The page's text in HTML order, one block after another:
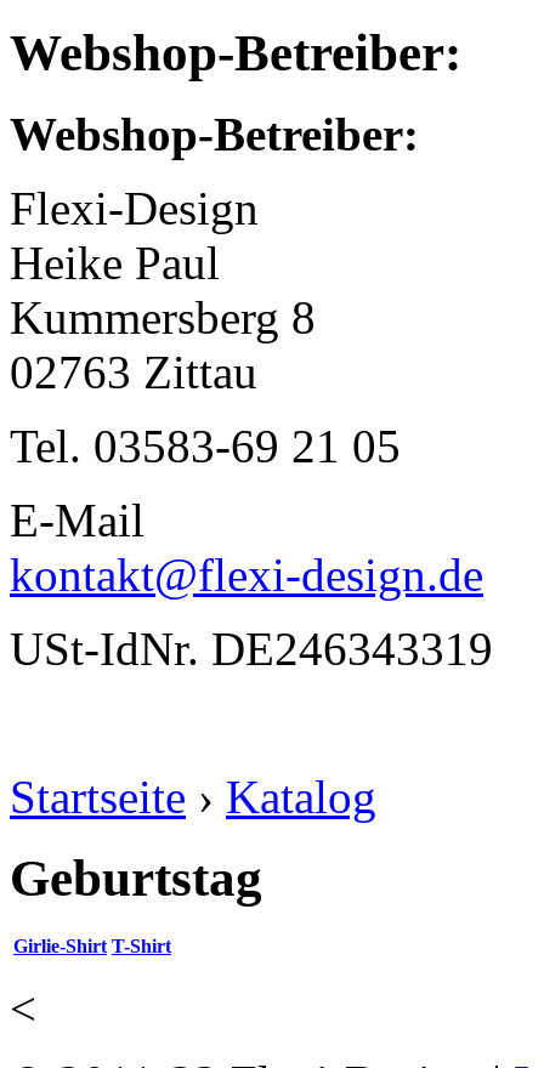
Webshop-Betreiber:
Webshop-Betreiber:
Flexi-Design
Heike Paul
Kummersberg 8
02763 Zittau
Tel. 03583-69 21 05
E-Mail
kontakt@flexi-design.de
USt-IdNr. DE246343319
Startseite › Katalog
Geburtstag
Girlie-Shirt T-Shirt
<